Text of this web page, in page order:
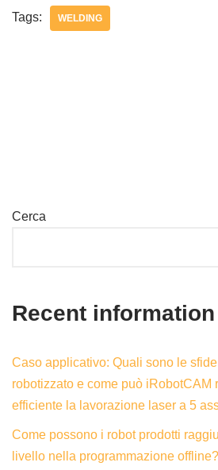
Tags: WELDING
Cerca
Recent information
Caso applicativo: Quali sono le
robotizzato e come può iRobotCAM
efficiente la lavorazione laser a 5
Come possono i robot prodotti
livello nella programmazione